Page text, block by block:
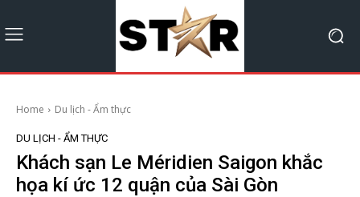
Home Du lịch - Ẩm thực
DU LỊCH - ẨM THỰC
Khách sạn Le Méridien Saigon khắc
họa kí ức 12 quận của Sài Gòn